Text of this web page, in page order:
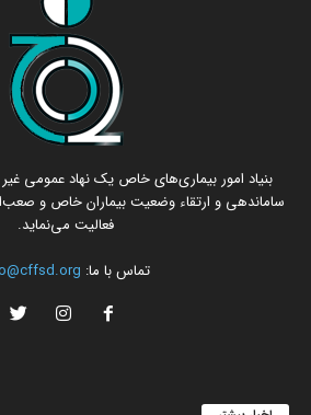
بنیاد امور بیماری‌های خاص یک نهاد عمومی
ساماندهی و ارتقاء وضعیت بیماران خاص و
فعالیت می‌نماید.
تماس با ما: